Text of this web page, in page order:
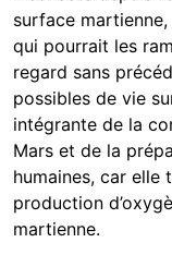
surface
qui pourrait les
regard sans
possibles de vie
intégrante de la
Mars et de la
humaines, car elle
production
martienne.